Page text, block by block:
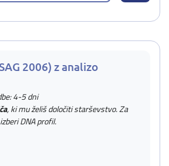
2006) z analizo
4-5 dni
, ki mu želiš določiti starševstvo. Za
DNA profil.